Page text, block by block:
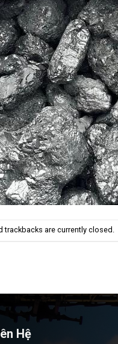
trackbacks are currently closed.
Hệ